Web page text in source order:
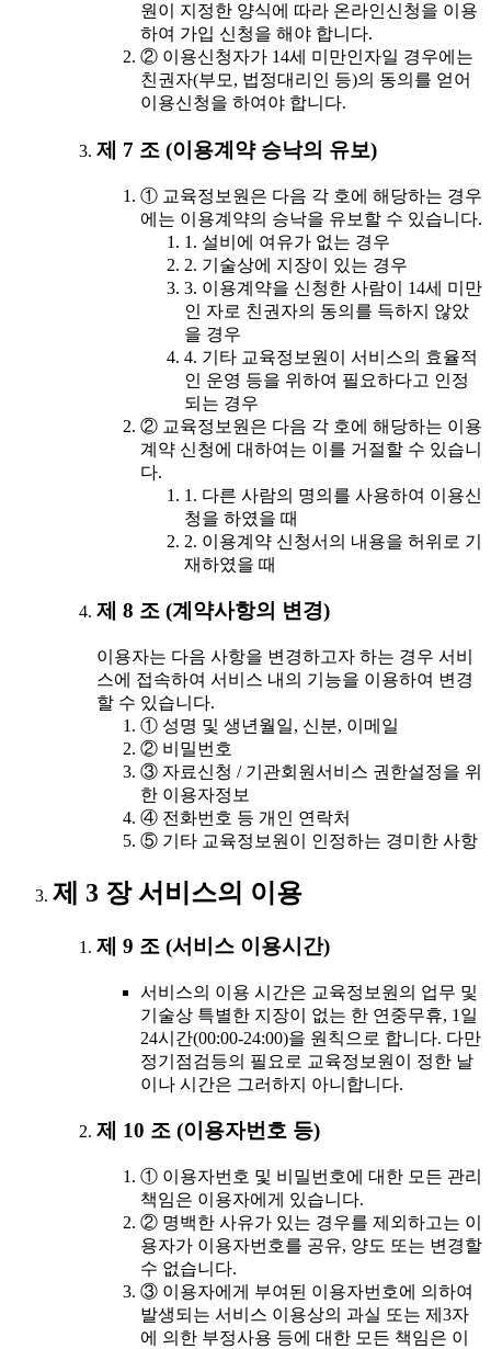
원이 지정한 양식에 따라 온라인신청을 이용
하여 가입 신청을 해야 합니다.
② 이용신청자가 14세 미만인자일 경우에는
친권자(부모, 법정대리인 등)의 동의를 얻어
이용신청을 하여야 합니다.
제 7 조 (이용계약 승낙의 유보)
① 교육정보원은 다음 각 호에 해당하는 경우
에는 이용계약의 승낙을 유보할 수 있습니다.
1. 설비에 여유가 없는 경우
2. 기술상에 지장이 있는 경우
3. 이용계약을 신청한 사람이 14세 미만
인 자로 친권자의 동의를 득하지 않았
을 경우
4. 기타 교육정보원이 서비스의 효율적
인 운영 등을 위하여 필요하다고 인정
되는 경우
② 교육정보원은 다음 각 호에 해당하는 이용
계약 신청에 대하여는 이를 거절할 수 있습니
다.
1. 다른 사람의 명의를 사용하여 이용신
청을 하였을 때
2. 이용계약 신청서의 내용을 허위로 기
재하였을 때
제 8 조 (계약사항의 변경)
이용자는 다음 사항을 변경하고자 하는 경우 서비
스에 접속하여 서비스 내의 기능을 이용하여 변경
할 수 있습니다.
① 성명 및 생년월일, 신분, 이메일
② 비밀번호
③ 자료신청 / 기관회원서비스 권한설정을 위
한 이용자정보
④ 전화번호 등 개인 연락처
⑤ 기타 교육정보원이 인정하는 경미한 사항
제 3 장 서비스의 이용
제 9 조 (서비스 이용시간)
서비스의 이용 시간은 교육정보원의 업무 및
기술상 특별한 지장이 없는 한 연중무휴, 1일
24시간(00:00-24:00)을 원칙으로 합니다. 다만
정기점검등의 필요로 교육정보원이 정한 날
이나 시간은 그러하지 아니합니다.
제 10 조 (이용자번호 등)
① 이용자번호 및 비밀번호에 대한 모든 관리
책임은 이용자에게 있습니다.
② 명백한 사유가 있는 경우를 제외하고는 이
용자가 이용자번호를 공유, 양도 또는 변경할
수 없습니다.
③ 이용자에게 부여된 이용자번호에 의하여
발생되는 서비스 이용상의 과실 또는 제3자
에 의한 부정사용 등에 대한 모든 책임은 이